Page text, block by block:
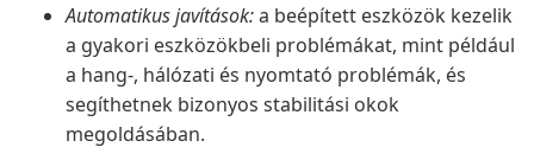
Automatikus javítások:a beépített eszközök kezelik
a gyakori eszközökbeli problémákat, mint például
a hang-, hálózati és nyomtató problémák, és
segíthetnek bizonyos stabilitási okok
megoldásában.